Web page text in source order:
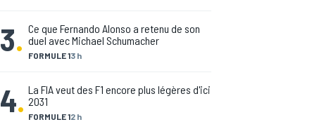
3. FORMULE 13 h
Ce que Fernando Alonso a retenu de son
duel avec Michael Schumacher
4. FORMULE 12 h
La FIA veut des F1 encore plus légères d'ici
2031